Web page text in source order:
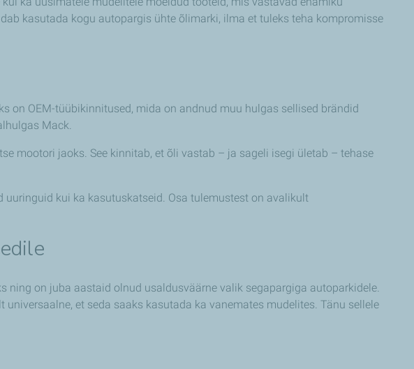
kasutada kogu autopargis ühte õlimarki, ilma et tuleks teha kompromisse
on OEM-tüübikinnitused, mida on andnud muu hulgas sellised brändid
Mack.
mootori jaoks. See kinnitab, et õli vastab – ja sageli isegi ületab – tehase
kui ka kasutuskatseid. Osa tulemustest on avalikult
on juba aastaid olnud usaldusväärne valik segapargiga autoparkidele.
et seda saaks kasutada ka vanemates mudelites. Tänu sellele